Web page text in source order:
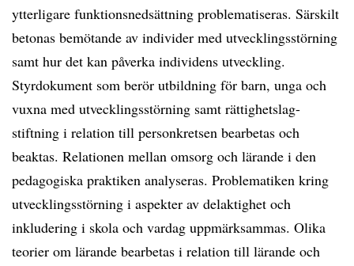
ytterligare funktionsnedsättning problematiseras. Särskilt
betonas bemötande av individer med utvecklingsstörning
samt hur det kan påverka individens utveckling.
Styrdokument som berör utbildning för barn, unga och
vuxna med utvecklingsstörning samt rättighetslag-
stiftning i relation till personkretsen bearbetas och
beaktas. Relationen mellan omsorg och lärande i den
pedagogiska praktiken analyseras. Problematiken kring
utvecklingsstörning i aspekter av delaktighet och
inkludering i skola och vardag uppmärksammas. Olika
teorier om lärande bearbetas i relation till lärande och